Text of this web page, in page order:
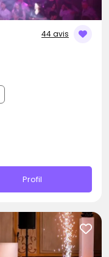
44 avis
Profil